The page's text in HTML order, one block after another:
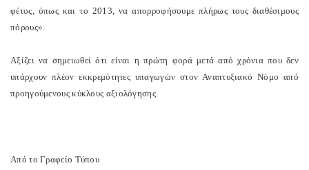
φέτος, όπως και το 2013, να απορροφήσουμε πλήρως τους διαθέσιμους
πόρους».
Αξίζει να σημειωθεί ότι είναι η πρώτη φορά μετά από χρόνια που δεν
υπάρχουν πλέον εκκρεμότητες υπαγωγών στον Αναπτυξιακό Νόμο από
προηγούμενους κύκλους αξιολόγησης.
Από το Γραφείο Τύπου